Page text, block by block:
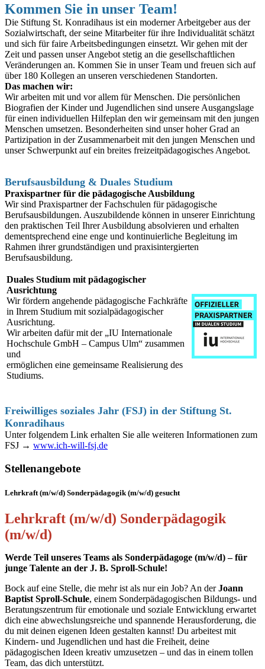
Kommen Sie in unser Team!
Die Stiftung St. Konradihaus ist ein moderner Arbeitgeber aus der
Sozialwirtschaft, der seine Mitarbeiter für ihre Individualität schätzt
und sich für faire Arbeitsbedingungen einsetzt. Wir gehen mit der
Zeit und passen unser Angebot stetig an die gesellschaftlichen
Veränderungen an. Kommen Sie in unser Team und freuen sich auf
über 180 Kollegen an unseren verschiedenen Standorten.
Das machen wir:
Wir arbeiten mit und vor allem für Menschen. Die persönlichen
Biografien der Kinder und Jugendlichen sind unsere Ausgangslage
für einen individuellen Hilfeplan den wir gemeinsam mit den jungen
Menschen umsetzen. Besonderheiten sind unser hoher Grad an
Partizipation in der Zusammenarbeit mit den jungen Menschen und
unser Schwerpunkt auf ein breites freizeitpädagogisches Angebot.
Berufsausbildung & Duales Studium
Praxispartner für die pädagogische Ausbildung
Wir sind Praxispartner der Fachschulen für pädagogische
Berufsausbildungen. Auszubildende können in unserer Einrichtung
den praktischen Teil Ihrer Ausbildung absolvieren und erhalten
dementsprechend eine enge und kontinuierliche Begleitung im
Rahmen ihrer grundständigen und praxisintergierten
Berufsausbildung.
Duales Studium mit pädagogischer
Ausrichtung
Wir fördern angehende pädagogische Fachkräfte
in Ihrem Studium mit sozialpädagogischer
Ausrichtung.
Wir arbeiten dafür mit der „IU Internationale
Hochschule GmbH – Campus Ulm“ zusammen
und
ermöglichen eine gemeinsame Realisierung des
Studiums.
Freiwilliges soziales Jahr (FSJ) in der Stiftung St.
Konradihaus
Unter folgendem Link erhalten Sie alle weiteren Informationen zum
FSJ → www.ich-will-fsj.de
Stellenangebote
Lehrkraft (m/w/d) Sonderpädagogik (m/w/d) gesucht
Lehrkraft (m/w/d) Sonderpädagogik
(m/w/d)
Werde Teil unseres Teams als Sonderpädagoge (m/w/d) – für
junge Talente an der J. B. Sproll-Schule!
Bock auf eine Stelle, die mehr ist als nur ein Job? An derJoann
Baptist Sproll-Schule, einem Sonderpädagogischen Bildungs- und
Beratungszentrum für emotionale und soziale Entwicklung erwartet
dich eine abwechslungsreiche und spannende Herausforderung, die
du mit deinen eigenen Ideen gestalten kannst! Du arbeitest mit
Kindern- und Jugendlichen und hast die Freiheit, deine
pädagogischen Ideen kreativ umzusetzen – und das in einem tollen
Team, das dich unterstützt.